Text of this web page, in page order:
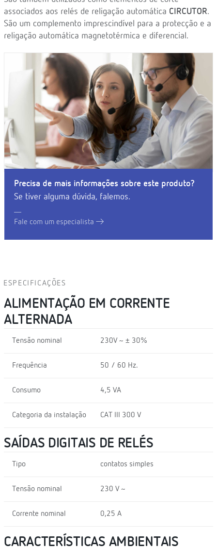
associados aos relés de religação automática CIRCUTOR.
São um complemento imprescindível para a protecção e a
religação automática magnetotérmica e diferencial.
Precisa de mais informações sobre este produto?
Se tiver alguma dúvida, falemos.
Fale com um especialista
ESPECIFICAÇÕES
ALIMENTAÇÃO EM CORRENTE
ALTERNADA
Tensão nominal 230V ~ ± 30%
Frequência 50 / 60 Hz.
Consumo 4,5 VA
Categoria da instalação CAT III 300 V
SAÍDAS DIGITAIS DE RELÉS
Tipo contatos simples
Tensão nominal 230 V ~
Corrente nominal 0,25 A
CARACTERÍSTICAS AMBIENTAIS